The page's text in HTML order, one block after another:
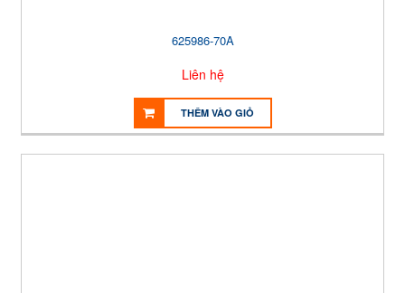
625986-70A
Liên hệ
THÊM VÀO GIỎ